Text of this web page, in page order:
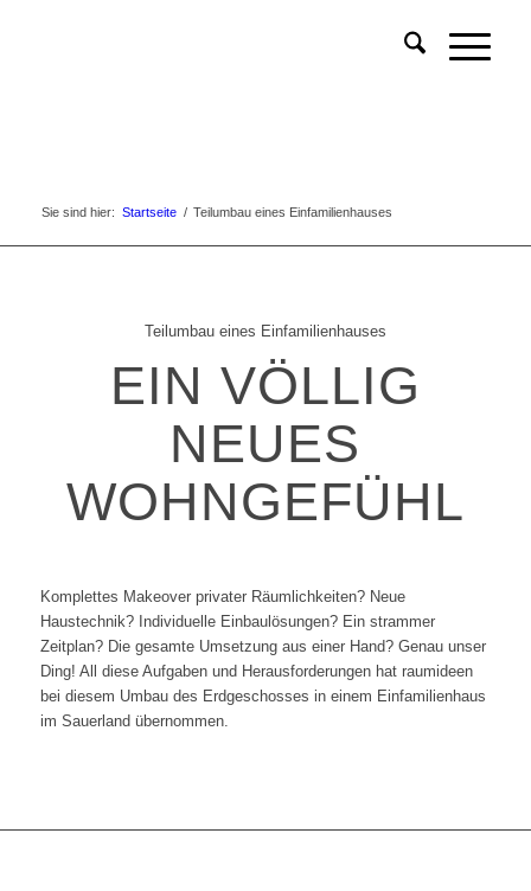
Sie sind hier: Startseite / Teilumbau eines Einfamilienhauses
Teilumbau eines Einfamilienhauses
EIN VÖLLIG
NEUES
WOHNGEFÜHL
Komplettes Makeover privater Räumlichkeiten? Neue
Haustechnik? Individuelle Einbaulösungen? Ein strammer
Zeitplan? Die gesamte Umsetzung aus einer Hand? Genau unser
Ding! All diese Aufgaben und Herausforderungen hat raumideen
bei diesem Umbau des Erdgeschosses in einem Einfamilienhaus
im Sauerland übernommen.